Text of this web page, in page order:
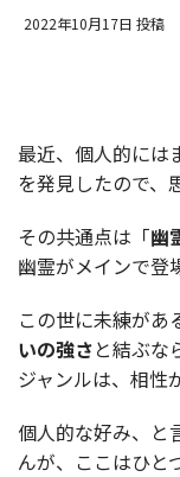
2022年10月17日 投稿
最近、個人的には
を発見したので、
その共通点は「幽
幽霊がメインで登
この世に未練があ
いの強さと結ぶな
ジャンルは、相性
個人的な好み、と
んが、ここはひと